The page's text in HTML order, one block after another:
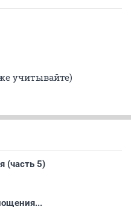
учитывайте)
(часть 5)